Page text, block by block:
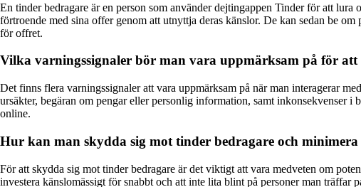
En tinder bedragare är en person som använder dejtingappen Tinder för att
förtroende med sina offer genom att utnyttja deras känslor. De kan sedan be
för offret.
Vilka varningssignaler bör man vara uppmärksam på för
Det finns flera varningssignaler att vara uppmärksam på när man interagerar
ursäkter, begäran om pengar eller personlig information, samt inkonsekvenser
online.
Hur kan man skydda sig mot tinder bedragare och
För att skydda sig mot tinder bedragare är det viktigt att vara medveten om
investera känslomässigt för snabbt och att inte lita blint på personer man